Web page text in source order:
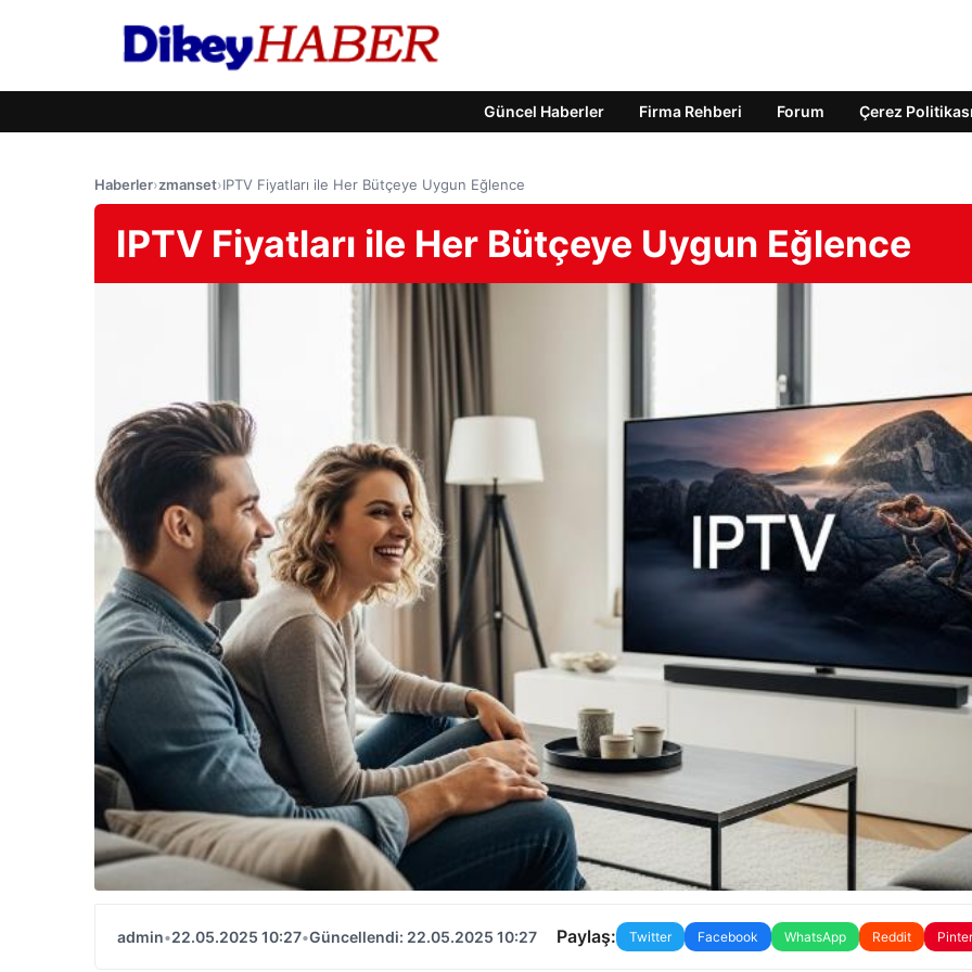
Güncel Haberler Firma Rehberi Forum Çerez Politikası
Haberler›zmanset›IPTV Fiyatları ile Her Bütçeye Uygun Eğlence
IPTV Fiyatları ile Her Bütçeye Uygun Eğlence
admin•22.05.2025 10:27•Güncellendi: 22.05.2025 10:27 Paylaş: Twitter Facebook WhatsApp Reddit